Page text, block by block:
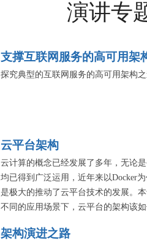
演讲专
支撑互联网服务的高可用架
探究典型的互联网服务的高可用架构
云平台架构
云计算的概念已经发展了多年，无论
均已得到广泛运用，近年来以Docker
是极大的推动了云平台技术的发展。
不同的应用场景下，云平台的架构该
架构演进之路